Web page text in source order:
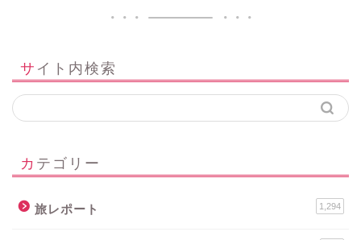
サイト内検索
カテゴリー
旅レポート 1,294